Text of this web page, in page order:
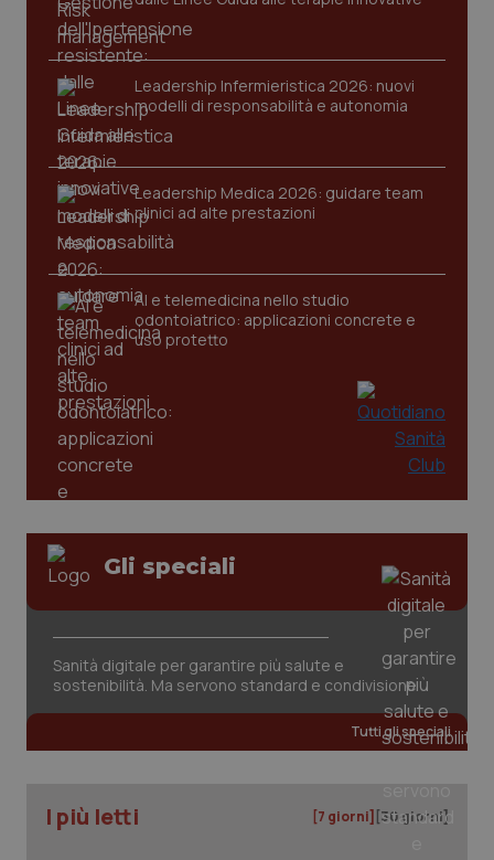
Leadership Infermieristica 2026: nuovi
modelli di responsabilità e autonomia
Leadership Medica 2026: guidare team
clinici ad alte prestazioni
AI e telemedicina nello studio
odontoiatrico: applicazioni concrete e
uso protetto
Gli speciali
Sanità digitale per garantire più salute e
sostenibilità. Ma servono standard e condivisione
Tutti gli speciali
I più letti [7 giorni] [30 giorni]
Nome
Fornitore /Dominio
VISITOR_PRIVACY_METADATA
.youtube.com
CookieScriptConsent
CookieScript
www.quotidianosanita.it
tracking-sites-ironfish-
tracking-enable
www.quotidianosanita.it
session-id